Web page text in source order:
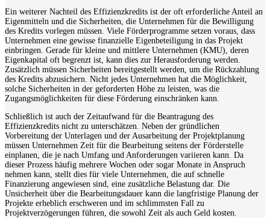
Ein weiterer Nachteil des Effizienzkredits ist der oft erforderliche Anteil an
Eigenmitteln und die Sicherheiten, die Unternehmen für die Bewilligung
des Kredits vorlegen müssen. Viele Förderprogramme setzen voraus, dass
Unternehmen eine gewisse finanzielle Eigenbeteiligung in das Projekt
einbringen. Gerade für kleine und mittlere Unternehmen (KMU), deren
Eigenkapital oft begrenzt ist, kann dies zur Herausforderung werden.
Zusätzlich müssen Sicherheiten bereitgestellt werden, um die Rückzahlung
des Kredits abzusichern. Nicht jedes Unternehmen hat die Möglichkeit,
solche Sicherheiten in der geforderten Höhe zu leisten, was die
Zugangsmöglichkeiten für diese Förderung einschränken kann.
Schließlich ist auch der Zeitaufwand für die Beantragung des
Effizienzkredits nicht zu unterschätzen. Neben der gründlichen
Vorbereitung der Unterlagen und der Ausarbeitung der Projektplanung
müssen Unternehmen Zeit für die Bearbeitung seitens der Förderstelle
einplanen, die je nach Umfang und Anforderungen variieren kann. Da
dieser Prozess häufig mehrere Wochen oder sogar Monate in Anspruch
nehmen kann, stellt dies für viele Unternehmen, die auf schnelle
Finanzierung angewiesen sind, eine zusätzliche Belastung dar. Die
Unsicherheit über die Bearbeitungsdauer kann die langfristige Planung der
Projekte erheblich erschweren und im schlimmsten Fall zu
Projektverzögerungen führen, die sowohl Zeit als auch Geld kosten.